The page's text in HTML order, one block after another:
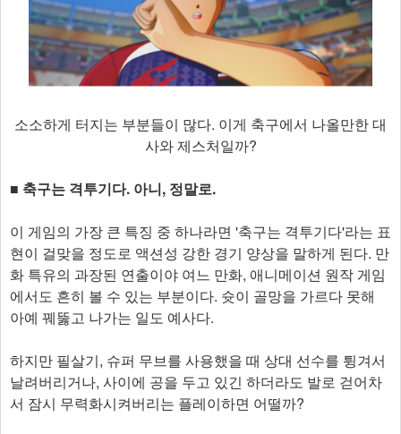
소소하게 터지는 부분들이 많다. 이게 축구에서 나올만한 대
사와 제스처일까?
■ 축구는 격투기다. 아니, 정말로.
이 게임의 가장 큰 특징 중 하나라면 '축구는 격투기다'라는 표
현이 걸맞을 정도로 액션성 강한 경기 양상을 말하게 된다. 만
화 특유의 과장된 연출이야 여느 만화, 애니메이션 원작 게임
에서도 흔히 볼 수 있는 부분이다. 슛이 골망을 가르다 못해
아예 꿰뚫고 나가는 일도 예사다.
하지만 필살기, 슈퍼 무브를 사용했을 때 상대 선수를 튕겨서
날려버리거나, 사이에 공을 두고 있긴 하더라도 발로 걷어차
서 잠시 무력화시켜버리는 플레이하면 어떨까?